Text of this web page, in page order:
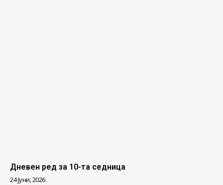
Дневен ред за 10-та седница
24 Јуни, 2026